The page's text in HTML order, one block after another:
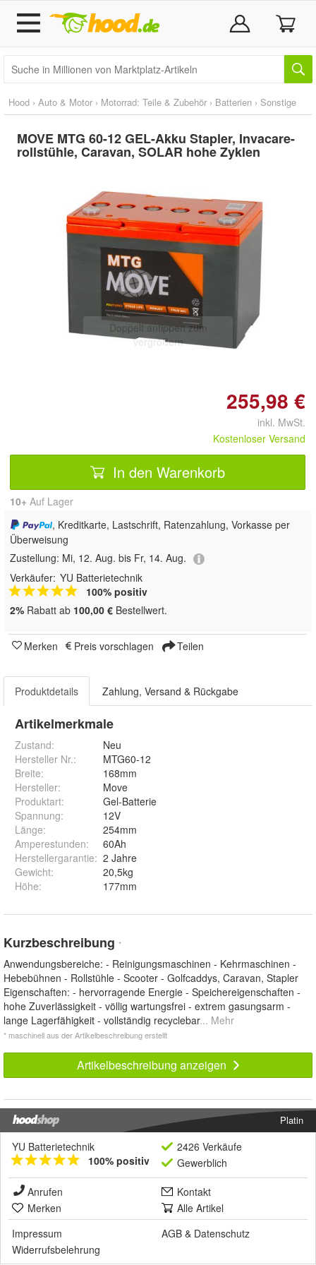
Hood › Auto & Motor › Motorrad: Teile & Zubehör › Batterien › Sonstige
MOVE MTG 60-12 GEL-Akku Stapler, Invacare-
rollstühle, Caravan, SOLAR hohe Zyklen
Doppelt antippen zum
vergrößern
255,98 €
inkl. MwSt.
Kostenloser Versand
In den Warenkorb
10+ Auf Lager
, Kreditkarte, Lastschrift, Ratenzahlung, Vorkasse per
Überweisung
Zustellung: Mi, 12. Aug. bis Fr, 14. Aug.
Verkäufer: YU Batterietechnik
100% positiv
2% Rabatt ab 100,00 € Bestellwert.
Merken Preis vorschlagen Teilen
Produktdetails Zahlung, Versand & Rückgabe
Artikelmerkmale
Zustand:
Neu
Hersteller Nr.:
MTG60-12
Breite:
168mm
Hersteller:
Move
Produktart:
Gel-Batterie
Spannung:
12V
Länge:
254mm
Amperestunden:
60Ah
Herstellergarantie: 2 Jahre
Gewicht:
20,5kg
Höhe: 177mm
Kurzbeschreibung *
Anwendungsbereiche: - Reinigungsmaschinen - Kehrmaschinen -
Hebebühnen - Rollstühle - Scooter - Golfcaddys, Caravan, Stapler
Eigenschaften: - hervorragende Energie - Speichereigenschaften -
hohe Zuverlässigkeit - völlig wartungsfrei - extrem gasungsarm -
lange Lagerfähigkeit - vollständig recyclebar... Mehr
* maschinell aus der Artikelbeschreibung erstellt
Artikelbeschreibung anzeigen
Platin
YU Batterietechnik
100% positiv
2426 Verkäufe
Gewerblich
Anrufen
Kontakt
Merken
Alle Artikel
Impressum
AGB & Datenschutz
Widerrufsbelehrung